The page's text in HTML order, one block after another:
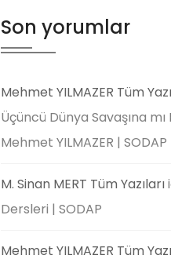
Son yorumlar
Mehmet YILMAZER Tüm
Üçüncü Dünya Savaşına mı
Mehmet YILMAZER | SODAP
M. Sinan MERT Tüm Yazıları
Dersleri | SODAP
Mehmet YILMAZER Tüm